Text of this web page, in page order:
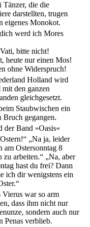
Tänzer, die die
darstellten, trugen
eigenes Monokot.
werd ich Mores
bitte nicht!
heute nur einen Mos!
ohne Widerspruch!
Holland wird
den ganzen
gleichgesetzt.
Staubwischen ein
Bruch gegangen.
der Band »Oasis«
„Na ja, leider
am Ostersonntag 8
zu arbeiten.“ „Na, aber
hast du frei? Dann
ich dir wenigstens ein
Vierus war so arm
dass ihm nicht nur
sondern auch nur
Penas verblieb.